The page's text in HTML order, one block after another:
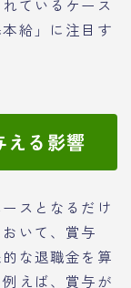
ているケース
給」に注目す
える影響
スとなるだけ
いて、賞与
な退職金を算
えば、賞与が